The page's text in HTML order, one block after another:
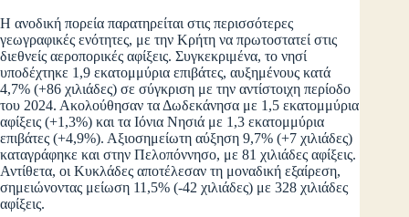
Η ανοδική πορεία παρατηρείται στις περισσότερες
γεωγραφικές ενότητες, με την Κρήτη να πρωτοστατεί στις
διεθνείς αεροπορικές αφίξεις. Συγκεκριμένα, το νησί
υποδέχτηκε 1,9 εκατομμύρια επιβάτες, αυξημένους κατά
4,7% (+86 χιλιάδες) σε σύγκριση με την αντίστοιχη περίοδο
του 2024. Ακολούθησαν τα Δωδεκάνησα με 1,5 εκατομμύρια
αφίξεις (+1,3%) και τα Ιόνια Νησιά με 1,3 εκατομμύρια
επιβάτες (+4,9%). Αξιοσημείωτη αύξηση 9,7% (+7 χιλιάδες)
καταγράφηκε και στην Πελοπόννησο, με 81 χιλιάδες αφίξεις.
Αντίθετα, οι Κυκλάδες αποτέλεσαν τη μοναδική εξαίρεση,
σημειώνοντας μείωση 11,5% (-42 χιλιάδες) με 328 χιλιάδες
αφίξεις.